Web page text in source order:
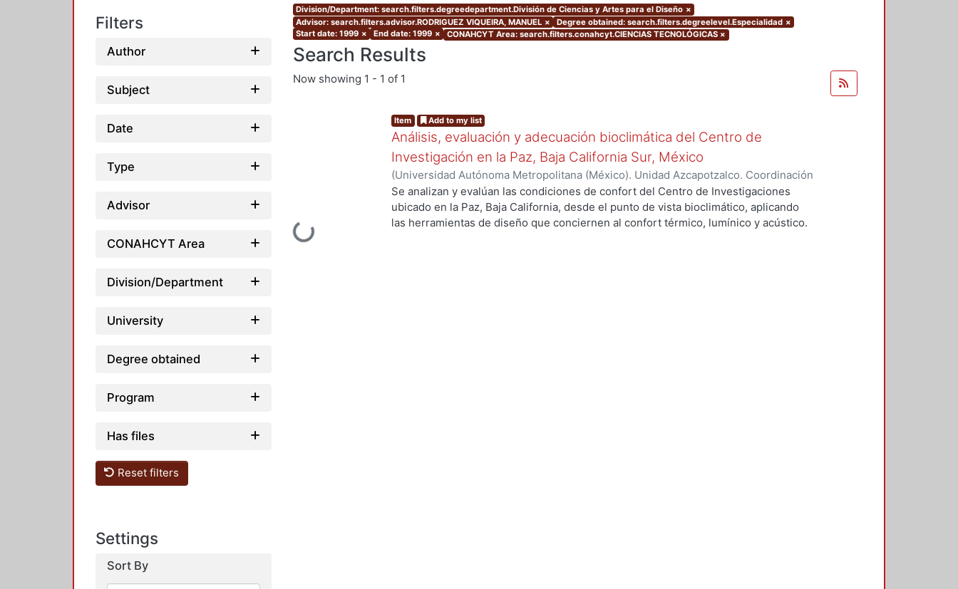
Filters
Author
Subject
Date
Type
Advisor
CONAHCYT Area
Division/Department
University
Degree obtained
Program
Has files
Reset filters
Settings
Sort By
Division/Department: search.filters.degreedepartment.División de Ciencias y Artes para el Diseño ×
Advisor: search.filters.advisor.RODRIGUEZ VIQUEIRA, MANUEL × Degree obtained: search.filters.degreelevel.Especialidad ×
Start date: 1999 × End date: 1999 × CONAHCYT Area: search.filters.conahcyt.CIENCIAS TECNOLÓGICAS ×
Search Results
Now showing 1 - 1 of 1
Loading...
Item Add to my list
Análisis, evaluación y adecuación bioclimática del Centro de
Investigación en la Paz, Baja California Sur, México
(Universidad Autónoma Metropolitana (México). Unidad Azcapotzalco. Coordinación
de Servicios de Información.,1999-12 )García Tavera, José Luis
Se analizan y evalúan las condiciones de confort del Centro de Investigaciones
ubicado en la Paz, Baja California, desde el punto de vista bioclimático, aplicando
las herramientas de diseño que conciernen al confort térmico, lumínico y acústico.